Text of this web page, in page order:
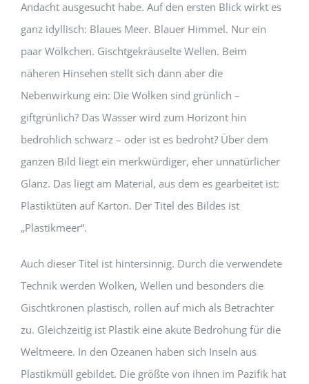
Andacht ausgesucht habe. Auf den ersten Blick wirkt es
ganz idyllisch: Blaues Meer. Blauer Himmel. Nur ein
paar Wölkchen. Gischtgekräuselte Wellen. Beim
näheren Hinsehen stellt sich dann aber die
Nebenwirkung ein: Die Wolken sind grünlich –
giftgrünlich? Das Wasser wird zum Horizont hin
bedrohlich schwarz – oder ist es bedroht? Über dem
ganzen Bild liegt ein merkwürdiger, eher unnatürlicher
Glanz. Das liegt am Material, aus dem es gearbeitet ist:
Plastiktüten auf Karton. Der Titel des Bildes ist
„Plastikmeer“.
Auch dieser Titel ist hintersinnig. Durch die verwendete
Technik werden Wolken, Wellen und besonders die
Gischtkronen plastisch, rollen auf mich als Betrachter
zu. Gleichzeitig ist Plastik eine akute Bedrohung für die
Weltmeere. In den Ozeanen haben sich Inseln aus
Plastikmüll gebildet. Die größte von ihnen im Pazifik hat